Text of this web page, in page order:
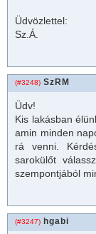
Üdvözlettel:
Sz.Á.
(#3248) SzRM
Üdv!
Kis lakásban
amin minden
rá venni.
sarokülőt
szempontjából
(#3247) hgabi